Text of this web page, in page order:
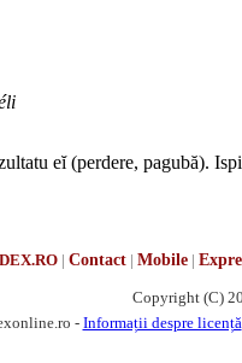
eĭ (perdere, pagubă).
| Contact| Mobile|
Copyright (C)
-Informații despre licență